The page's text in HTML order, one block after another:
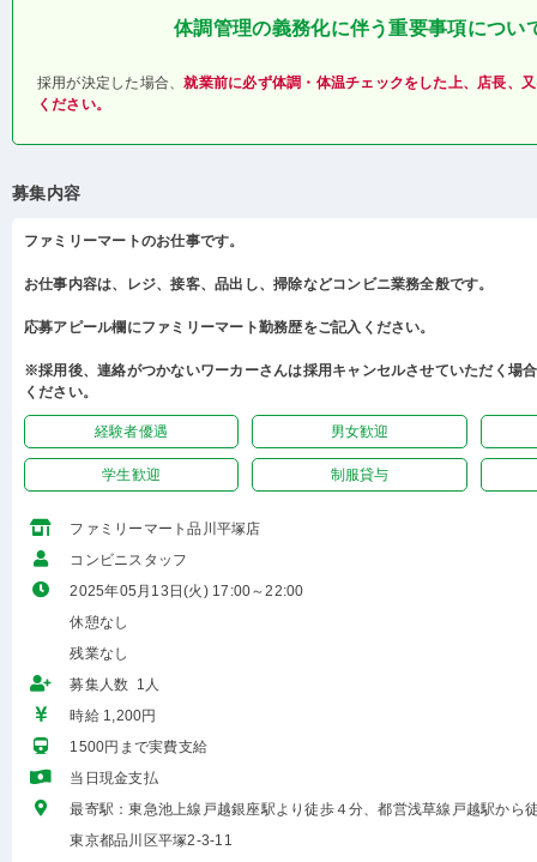
体調管理の義務化に伴う重要事項につい
採用が決定した場合、就業前に必ず体調・体温チェックをした上、店長、
ください。
募集内容
ファミリーマートのお仕事です。
お仕事内容は、レジ、接客、品出し、掃除などコンビニ業務全般です。
応募アピール欄にファミリーマート勤務歴をご記入ください。
※採用後、連絡がつかないワーカーさんは採用キャンセルさせていただく場
ください。
経験者優遇 男女歓迎
学生歓迎 制服貸与
ファミリーマート品川平塚店
コンビニスタッフ
2025年05月13日(火) 17:00～22:00
休憩なし
残業なし
募集人数 1人
時給 1,200円
1500円まで実費支給
当日現金支払
最寄駅：東急池上線戸越銀座駅より徒歩４分、都営浅草線戸越駅から
東京都品川区平塚2-3-11